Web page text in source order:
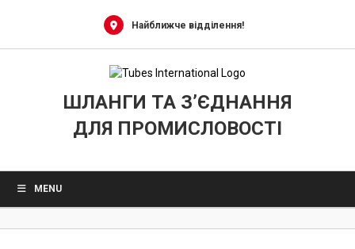
Найближче відділення!
ШЛАНГИ ТА З’ЄДНАННЯ
ДЛЯ ПРОМИСЛОВОСТІ
MENU